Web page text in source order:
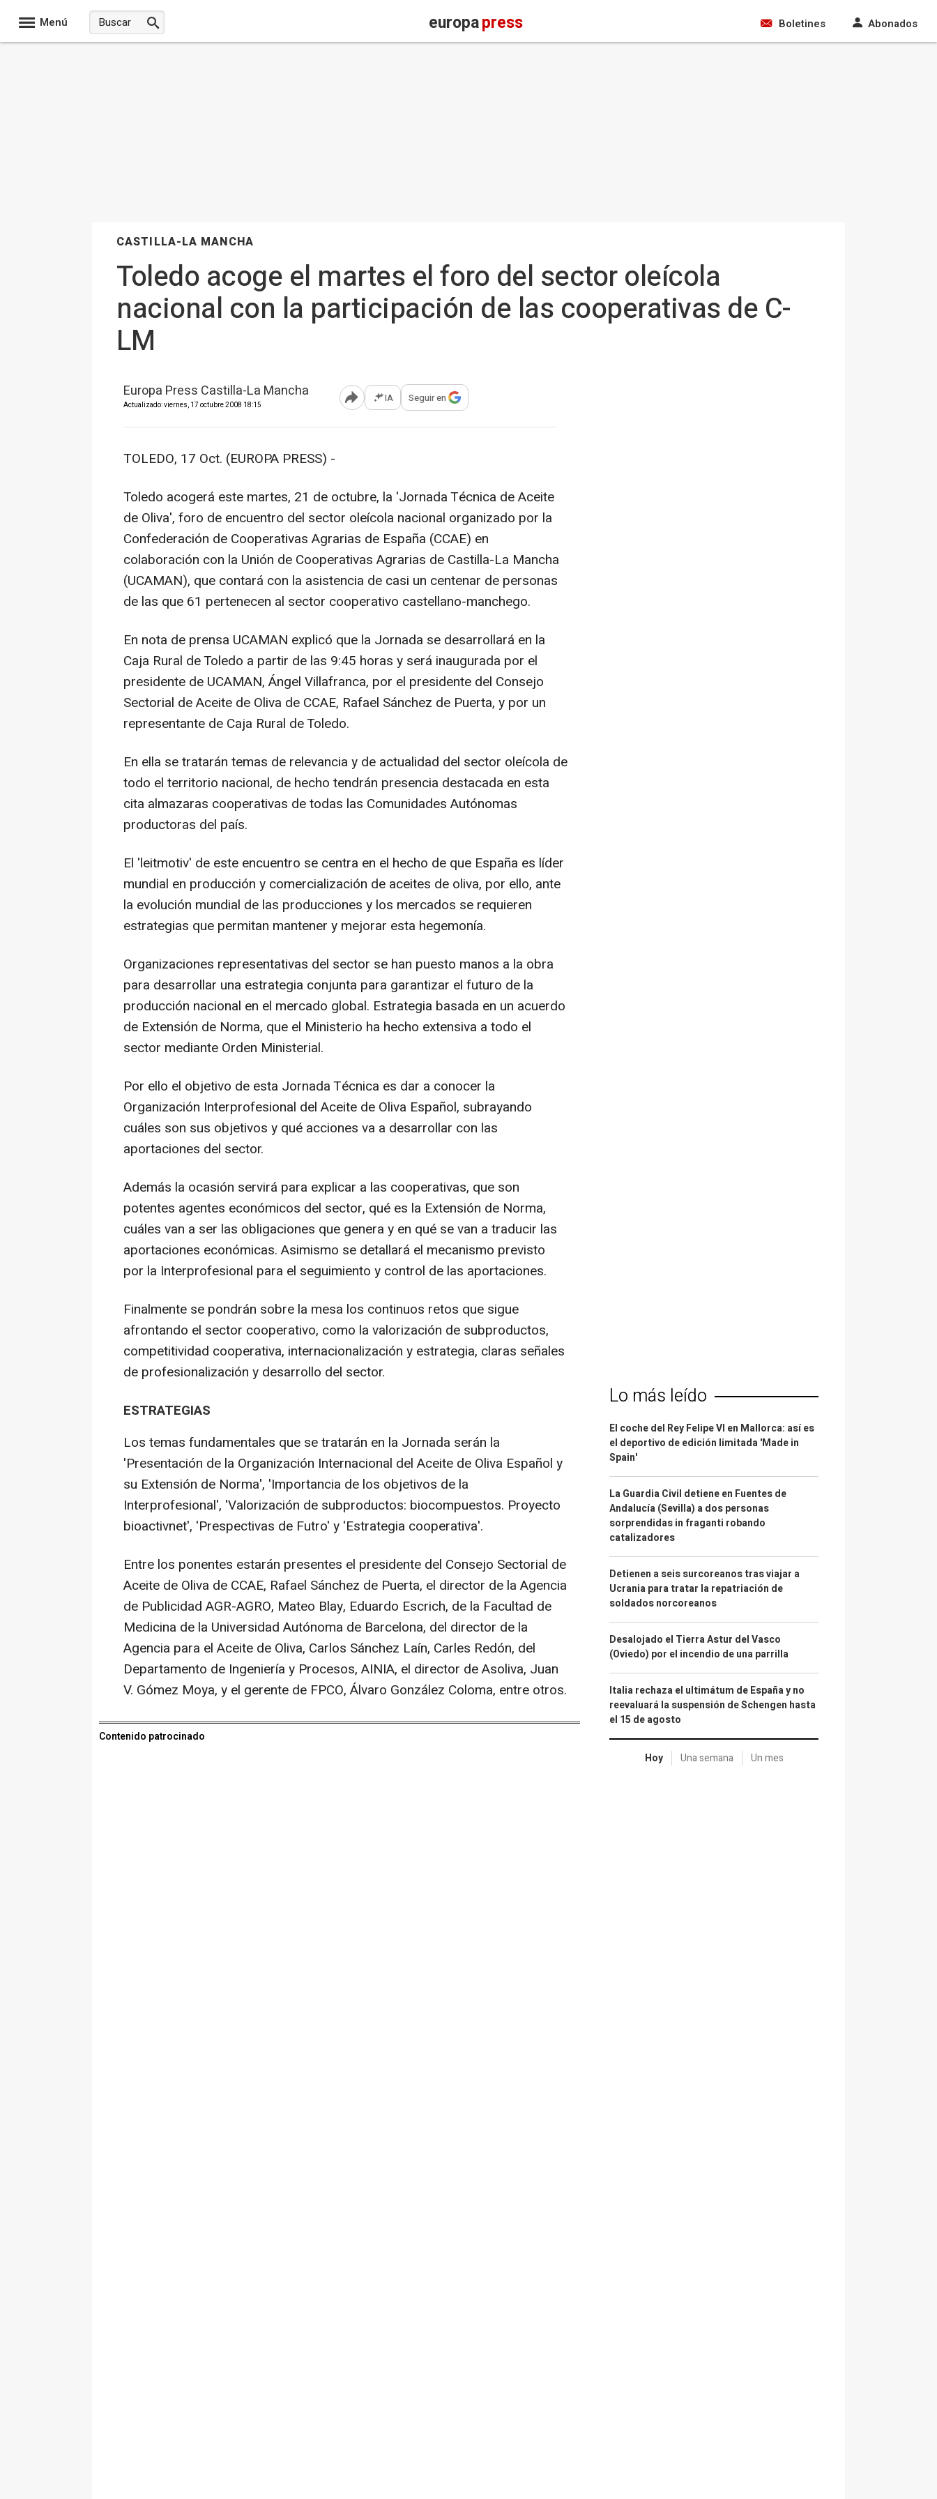
Menú europapress Boletines Abonados
CASTILLA-LA MANCHA
Toledo acoge el martes el foro del sector oleícola
nacional con la participación de las cooperativas de C-
LM
Europa Press Castilla-La Mancha
Actualizado: viernes, 17 octubre 2008 18:15 Abrir opciones para compartir
IA Seguir en
TOLEDO, 17 Oct. (EUROPA PRESS) -
Toledo acogerá este martes, 21 de octubre, la 'Jornada Técnica de Aceite
de Oliva', foro de encuentro del sector oleícola nacional organizado por la
Confederación de Cooperativas Agrarias de España (CCAE) en
colaboración con la Unión de Cooperativas Agrarias de Castilla-La Mancha
(UCAMAN), que contará con la asistencia de casi un centenar de personas
de las que 61 pertenecen al sector cooperativo castellano-manchego.
En nota de prensa UCAMAN explicó que la Jornada se desarrollará en la
Caja Rural de Toledo a partir de las 9:45 horas y será inaugurada por el
presidente de UCAMAN, Ángel Villafranca, por el presidente del Consejo
Sectorial de Aceite de Oliva de CCAE, Rafael Sánchez de Puerta, y por un
representante de Caja Rural de Toledo.
En ella se tratarán temas de relevancia y de actualidad del sector oleícola de
todo el territorio nacional, de hecho tendrán presencia destacada en esta
cita almazaras cooperativas de todas las Comunidades Autónomas
productoras del país.
El 'leitmotiv' de este encuentro se centra en el hecho de que España es líder
mundial en producción y comercialización de aceites de oliva, por ello, ante
la evolución mundial de las producciones y los mercados se requieren
estrategias que permitan mantener y mejorar esta hegemonía.
Organizaciones representativas del sector se han puesto manos a la obra
para desarrollar una estrategia conjunta para garantizar el futuro de la
producción nacional en el mercado global. Estrategia basada en un acuerdo
de Extensión de Norma, que el Ministerio ha hecho extensiva a todo el
sector mediante Orden Ministerial.
Por ello el objetivo de esta Jornada Técnica es dar a conocer la
Organización Interprofesional del Aceite de Oliva Español, subrayando
cuáles son sus objetivos y qué acciones va a desarrollar con las
aportaciones del sector.
Además la ocasión servirá para explicar a las cooperativas, que son
potentes agentes económicos del sector, qué es la Extensión de Norma,
cuáles van a ser las obligaciones que genera y en qué se van a traducir las
aportaciones económicas. Asimismo se detallará el mecanismo previsto
por la Interprofesional para el seguimiento y control de las aportaciones.
Finalmente se pondrán sobre la mesa los continuos retos que sigue
afrontando el sector cooperativo, como la valorización de subproductos,
competitividad cooperativa, internacionalización y estrategia, claras señales
de profesionalización y desarrollo del sector.
ESTRATEGIAS
Los temas fundamentales que se tratarán en la Jornada serán la
'Presentación de la Organización Internacional del Aceite de Oliva Español y
su Extensión de Norma', 'Importancia de los objetivos de la
Interprofesional', 'Valorización de subproductos: biocompuestos. Proyecto
bioactivnet', 'Prespectivas de Futro' y 'Estrategia cooperativa'.
Entre los ponentes estarán presentes el presidente del Consejo Sectorial de
Aceite de Oliva de CCAE, Rafael Sánchez de Puerta, el director de la Agencia
de Publicidad AGR-AGRO, Mateo Blay, Eduardo Escrich, de la Facultad de
Medicina de la Universidad Autónoma de Barcelona, del director de la
Agencia para el Aceite de Oliva, Carlos Sánchez Laín, Carles Redón, del
Departamento de Ingeniería y Procesos, AINIA, el director de Asoliva, Juan
V. Gómez Moya, y el gerente de FPCO, Álvaro González Coloma, entre otros.
Contenido patrocinado
Lo más leído
El coche del Rey Felipe VI en Mallorca: así es
el deportivo de edición limitada 'Made in
Spain'
La Guardia Civil detiene en Fuentes de
Andalucía (Sevilla) a dos personas
sorprendidas in fraganti robando
catalizadores
Detienen a seis surcoreanos tras viajar a
Ucrania para tratar la repatriación de
soldados norcoreanos
Desalojado el Tierra Astur del Vasco
(Oviedo) por el incendio de una parrilla
Italia rechaza el ultimátum de España y no
reevaluará la suspensión de Schengen hasta
el 15 de agosto
Hoy Una semana Un mes